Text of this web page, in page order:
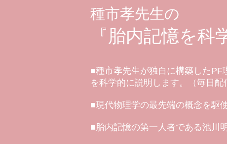
種市孝先生の
『胎内記憶を科
■種市孝先生が独自に構築した
を科学的に説明します。（毎日配
■現代物理学の最先端の概念を駆
■胎内記憶の第一人者である池川